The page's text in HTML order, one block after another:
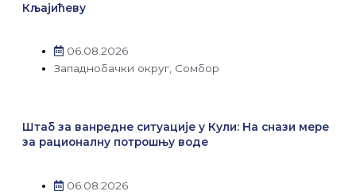
Кљајићеву
06.08.2026
Западнобачки округ, Сомбор
Штаб за ванредне ситуације у Кули: На снази мере
за рационалну потрошњу воде
06.08.2026